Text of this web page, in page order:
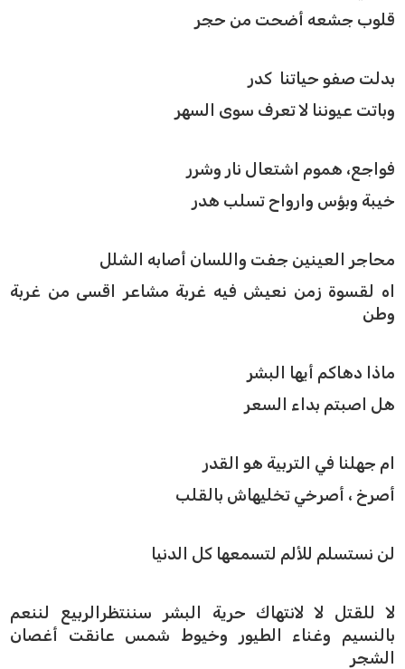
قلوب جشعه أضحت من حجر
بدلت صفو حياتنا كدر
وباتت عيوننا لا تعرف سوى السهر
فواجع، هموم اشتعال نار وشرر
خيبة وبؤس وارواح تسلب هدر
محاجر العينين جفت واللسان أصابه الشلل
اه لقسوة زمن نعيش فيه غربة مشاعر اقسى من غربة
وطن
ماذا دهاكم أيها البشر
هل اصبتم بداء السعر
ام جهلنا في التربية هو القدر
أصرخ ، أصرخي تخليهاش بالقلب
لن نستسلم للألم لتسمعها كل الدنيا
لا للقتل لا لانتهاك حرية البشر سننتظرالربيع لننعم
بالنسيم وغناء الطيور وخيوط شمس عانقت أغصان
الشجر